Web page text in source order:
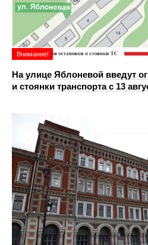
Внимание!
На улице Яблоневой введут
и стоянки транспорта с 13